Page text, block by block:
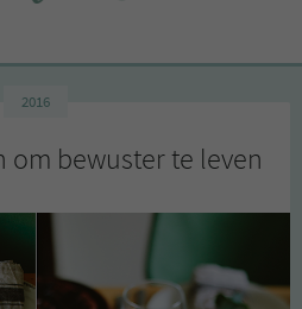
2016
om bewuster te leven